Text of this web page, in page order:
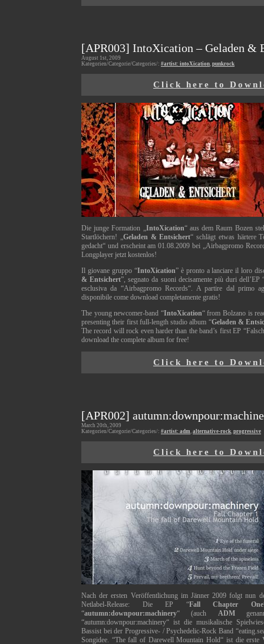
[APR003] IntoXication – Geladen &
August 1st, 2009
Kategorien/Categorie/Categories/: #artist: intoXication, punkrock
Click here to
Die junge Formation „IntoXication“ aus dem Raum Bozen
Startlöchern! „Geladen & Entsichert“ schlägt etwas härtere
gedacht“ und erscheint am 01.08.2009 bei „Airbagpromo
Longplayer jetzt kostenlos!
Il giovane gruppo “IntoXication” è pronto a lanciare il loro
& Entsichert”, segnato da suoni decisamente più duri dell’EP
esclusiva da “Airbagpromo Records“. A partire dal primo
disponibile come download completamente gratis!
The young newcomer-band “IntoXication“ from Bolzano is
presenting their first full-length studio album “Geladen &
The record will rock even harder than the band’s first EP
download the complete album for free!
Click here to
[APR002]
March 20th, 2009
Kategorien/Categorie/Categories/: #artist: adm, alternative-rock, progressive
Click here to
Nach der ersten Veröffentlichung im Jänner 2009 folgt nun
Netlabel-Release: Die EP “Fall Chapter One
“autumn:downpour:machinery“ (auch ADM
“autumn:downpour:machinery“ ist die musikalische
Bassist bei der Progressive- / Psychedelic-Rock Band
Songidee. “The fall of Darewell Mountain Hold“ ist die